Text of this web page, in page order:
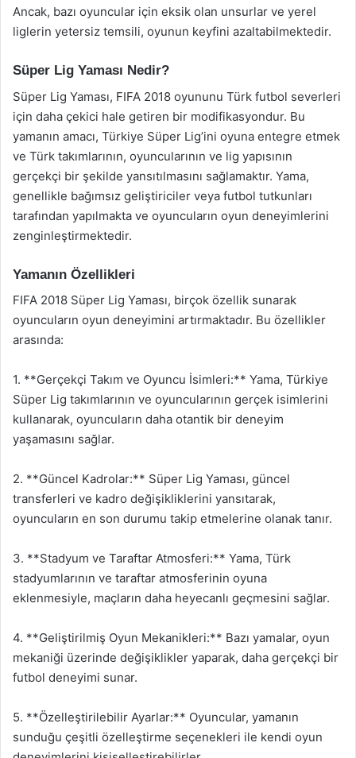
Ancak, bazı oyuncular için eksik olan unsurlar ve yerel
liglerin yetersiz temsili, oyunun keyfini azaltabilmektedir.
Süper Lig Yaması Nedir?
Süper Lig Yaması, FIFA 2018 oyununu Türk futbol severleri
için daha çekici hale getiren bir modifikasyondur. Bu
yamanın amacı, Türkiye Süper Lig’ini oyuna entegre etmek
ve Türk takımlarının, oyuncularının ve lig yapısının
gerçekçi bir şekilde yansıtılmasını sağlamaktır. Yama,
genellikle bağımsız geliştiriciler veya futbol tutkunları
tarafından yapılmakta ve oyuncuların oyun deneyimlerini
zenginleştirmektedir.
Yamanın Özellikleri
FIFA 2018 Süper Lig Yaması, birçok özellik sunarak
oyuncuların oyun deneyimini artırmaktadır. Bu özellikler
arasında:
1. **Gerçekçi Takım ve Oyuncu İsimleri:** Yama, Türkiye
Süper Lig takımlarının ve oyuncularının gerçek isimlerini
kullanarak, oyuncuların daha otantik bir deneyim
yaşamasını sağlar.
2. **Güncel Kadrolar:** Süper Lig Yaması, güncel
transferleri ve kadro değişikliklerini yansıtarak,
oyuncuların en son durumu takip etmelerine olanak tanır.
3. **Stadyum ve Taraftar Atmosferi:** Yama, Türk
stadyumlarının ve taraftar atmosferinin oyuna
eklenmesiyle, maçların daha heyecanlı geçmesini sağlar.
4. **Geliştirilmiş Oyun Mekanikleri:** Bazı yamalar, oyun
mekaniği üzerinde değişiklikler yaparak, daha gerçekçi bir
futbol deneyimi sunar.
5. **Özelleştirilebilir Ayarlar:** Oyuncular, yamanın
sunduğu çeşitli özelleştirme seçenekleri ile kendi oyun